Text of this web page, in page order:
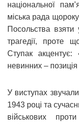
національної
міська рада
Посольства
трагедії, проте
Ступак акцентує:
невинних –
У виступах
1943 році та
військових